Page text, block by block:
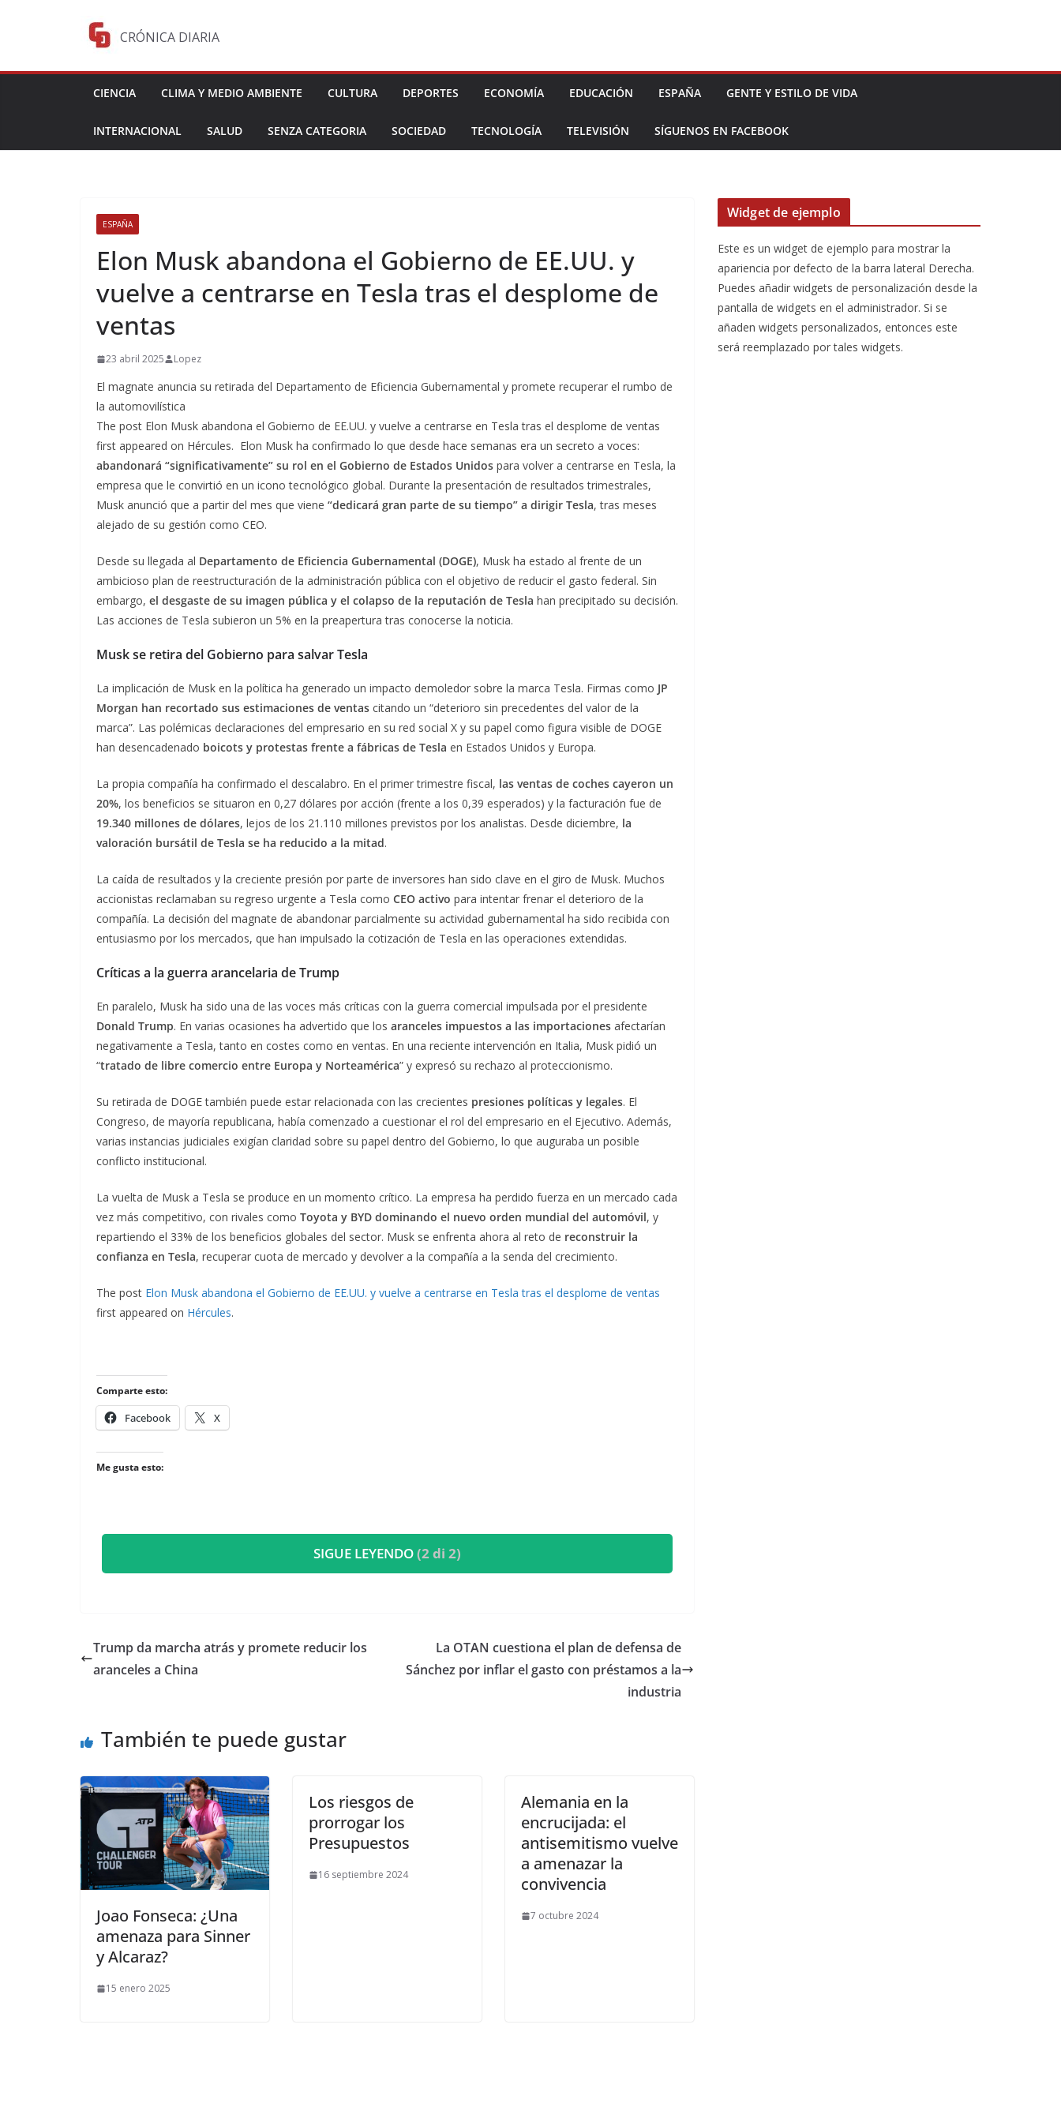
CRÓNICA DIARIA
CIENCIA CLIMA Y MEDIO AMBIENTE CULTURA DEPORTES ECONOMÍA EDUCACIÓN ESPAÑA GENTE Y ESTILO DE VIDA
INTERNACIONAL SALUD SENZA CATEGORIA SOCIEDAD TECNOLOGÍA TELEVISIÓN SÍGUENOS EN FACEBOOK
ESPAÑA
Elon Musk abandona el Gobierno de EE.UU. y
vuelve a centrarse en Tesla tras el desplome de
ventas
23 abril 2025 Lopez
El magnate anuncia su retirada del Departamento de Eficiencia Gubernamental y promete recuperar el rumbo de
la automovilística
The post Elon Musk abandona el Gobierno de EE.UU. y vuelve a centrarse en Tesla tras el desplome de ventas
first appeared on Hércules. Elon Musk ha confirmado lo que desde hace semanas era un secreto a voces:
abandonará “significativamente” su rol en el Gobierno de Estados Unidos para volver a centrarse en Tesla, la
empresa que le convirtió en un icono tecnológico global. Durante la presentación de resultados trimestrales,
Musk anunció que a partir del mes que viene “dedicará gran parte de su tiempo” a dirigir Tesla, tras meses
alejado de su gestión como CEO.
Desde su llegada al Departamento de Eficiencia Gubernamental (DOGE), Musk ha estado al frente de un
ambicioso plan de reestructuración de la administración pública con el objetivo de reducir el gasto federal. Sin
embargo, el desgaste de su imagen pública y el colapso de la reputación de Tesla han precipitado su decisión.
Las acciones de Tesla subieron un 5% en la preapertura tras conocerse la noticia.
Musk se retira del Gobierno para salvar Tesla
La implicación de Musk en la política ha generado un impacto demoledor sobre la marca Tesla. Firmas como JP
Morgan han recortado sus estimaciones de ventas citando un “deterioro sin precedentes del valor de la
marca”. Las polémicas declaraciones del empresario en su red social X y su papel como figura visible de DOGE
han desencadenado boicots y protestas frente a fábricas de Tesla en Estados Unidos y Europa.
La propia compañía ha confirmado el descalabro. En el primer trimestre fiscal, las ventas de coches cayeron un
20%, los beneficios se situaron en 0,27 dólares por acción (frente a los 0,39 esperados) y la facturación fue de
19.340 millones de dólares, lejos de los 21.110 millones previstos por los analistas. Desde diciembre, la
valoración bursátil de Tesla se ha reducido a la mitad.
La caída de resultados y la creciente presión por parte de inversores han sido clave en el giro de Musk. Muchos
accionistas reclamaban su regreso urgente a Tesla como CEO activo para intentar frenar el deterioro de la
compañía. La decisión del magnate de abandonar parcialmente su actividad gubernamental ha sido recibida con
entusiasmo por los mercados, que han impulsado la cotización de Tesla en las operaciones extendidas.
Críticas a la guerra arancelaria de Trump
En paralelo, Musk ha sido una de las voces más críticas con la guerra comercial impulsada por el presidente
Donald Trump. En varias ocasiones ha advertido que los aranceles impuestos a las importaciones afectarían
negativamente a Tesla, tanto en costes como en ventas. En una reciente intervención en Italia, Musk pidió un
“tratado de libre comercio entre Europa y Norteamérica” y expresó su rechazo al proteccionismo.
Su retirada de DOGE también puede estar relacionada con las crecientes presiones políticas y legales. El
Congreso, de mayoría republicana, había comenzado a cuestionar el rol del empresario en el Ejecutivo. Además,
varias instancias judiciales exigían claridad sobre su papel dentro del Gobierno, lo que auguraba un posible
conflicto institucional.
La vuelta de Musk a Tesla se produce en un momento crítico. La empresa ha perdido fuerza en un mercado cada
vez más competitivo, con rivales como Toyota y BYD dominando el nuevo orden mundial del automóvil, y
repartiendo el 33% de los beneficios globales del sector. Musk se enfrenta ahora al reto de reconstruir la
confianza en Tesla, recuperar cuota de mercado y devolver a la compañía a la senda del crecimiento.
The post Elon Musk abandona el Gobierno de EE.UU. y vuelve a centrarse en Tesla tras el desplome de ventas
first appeared on Hércules.
Comparte esto:
Facebook X
Me gusta esto:
SIGUE LEYENDO(2 di 2)
Trump da marcha atrás y promete reducir los
aranceles a China
La OTAN cuestiona el plan de defensa de
Sánchez por inflar el gasto con préstamos a la
industria
También te puede gustar
Joao Fonseca: ¿Una
amenaza para Sinner
y Alcaraz?
15 enero 2025
Los riesgos de
prorrogar los
Presupuestos
16 septiembre 2024
Alemania en la
encrucijada: el
antisemitismo vuelve
a amenazar la
convivencia
7 octubre 2024
Widget de ejemplo
Este es un widget de ejemplo para mostrar la
apariencia por defecto de la barra lateral Derecha.
Puedes añadir widgets de personalización desde la
pantalla de widgets en el administrador. Si se
añaden widgets personalizados, entonces este
será reemplazado por tales widgets.